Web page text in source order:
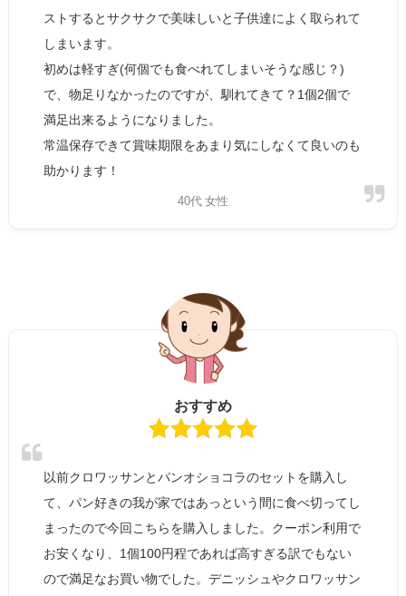
ストするとサクサクで美味しいと子供達によく取られて
しまいます。
初めは軽すぎ(何個でも食べれてしまいそうな感じ？)
で、物足りなかったのですが、馴れてきて？1個2個で
満足出来るようになりました。
常温保存できて賞味期限をあまり気にしなくて良いのも
助かります！
40代 女性
おすすめ
以前クロワッサンとパンオショコラのセットを購入し
て、パン好きの我が家ではあっという間に食べ切ってし
まったので今回こちらを購入しました。クーポン利用で
お安くなり、1個100円程であれば高すぎる訳でもない
ので満足なお買い物でした。デニッシュやクロワッサン